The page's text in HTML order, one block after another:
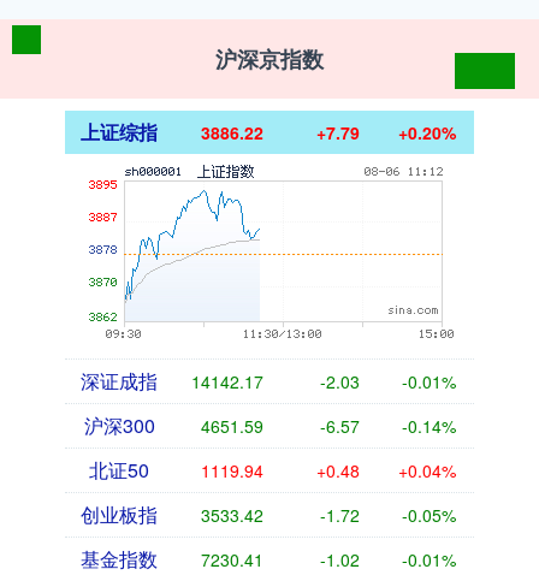
沪深京指数
上证综指 3886.22 +7.79 +0.20%
深证成指 14142.17 -2.03 -0.01%
沪深300 4651.59 -6.57 -0.14%
北证50 1119.94 +0.48 +0.04%
创业板指 3533.42 -1.72 -0.05%
基金指数 7230.41 -1.02 -0.01%